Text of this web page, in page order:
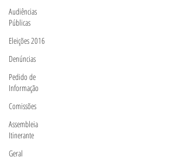
Audiências
Públicas
Eleições 2016
Denúncias
Pedido de
Informação
Comissões
Assembleia
Itinerante
Geral